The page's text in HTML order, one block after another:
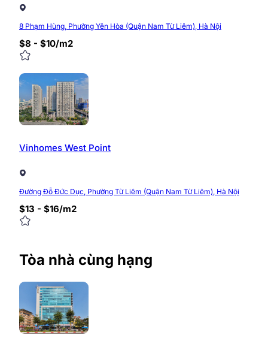
8 Phạm Hùng, Phường Yên Hòa (Quận Nam Từ Liêm), Hà Nội
$8 - $10/m2
Vinhomes West Point
Đường Đỗ Đức Dục, Phường Từ Liêm (Quận Nam Từ Liêm), Hà Nội
$13 - $16/m2
Tòa nhà cùng hạng